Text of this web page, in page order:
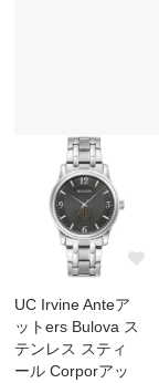
UC Irvine Anteア
ットers Bulova ス
テンレス スティ
ール Corporアッ